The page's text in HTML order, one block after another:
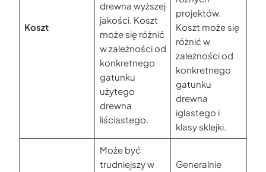
Koszt
drewna wyższej
jakości. Koszt
może się różnić
w zależności od
konkretnego
gatunku
użytego
drewna
liściastego.
projektów.
Koszt może się
różnić w
zależności od
konkretnego
gatunku
drewna
iglastego i
klasy sklejki.
Może być
trudniejszy w
Generalnie